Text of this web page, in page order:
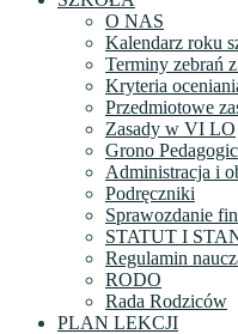
O NAS
Kalendarz roku
Terminy zebrań
Kryteria
Przedmiotowe
Zasady w VI LO
Grono
Administracja i
Podręczniki
Sprawozdanie
STATUT I
Regulamin
RODO
Rada Rodziców
PLAN LEKCJI